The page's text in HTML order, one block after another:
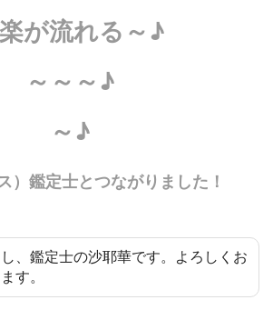
が流れる～♪
～～～♪
～♪
）鑑定士とつながりました！
、鑑定士の沙耶華です。よろしくお
す。